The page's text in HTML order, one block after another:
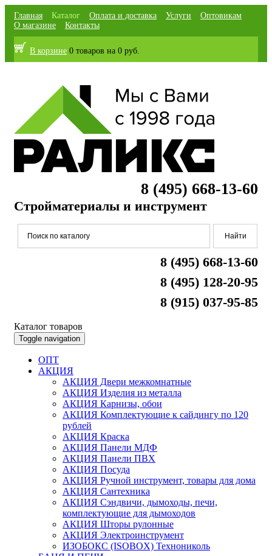
Главная Каталог Оплата и доставка Услуги
Оптовикам
О магазине
Контакты
В корзине 0 товаров на 0 руб.
8 (495) 668-13-60
Стройматериалы и инструмент
8 (495) 668-13-60
8 (495) 128-20-95
8 (915) 037-95-85
Каталог товаров
Toggle navigation
ОПТ
АКЦИЯ
АКЦИЯ Двери межкомнатные
АКЦИЯ Изделия из металла
АКЦИЯ Карнизы, обои
АКЦИЯ Комплектующие к сайдингу по 120
рублей
АКЦИЯ Краска
АКЦИЯ Панели МДФ
АКЦИЯ Панели ПВХ
АКЦИЯ Посуда
АКЦИЯ Ручной инструмент, товары для дома
АКЦИЯ Сантехника
АКЦИЯ Сэндвичи, дымоходы, печи,
комплектующие для дымоходов
АКЦИЯ Шторы рулонные
АКЦИЯ Электроинструмент
ИЗОБОКС (ISOBOX) Технониколь